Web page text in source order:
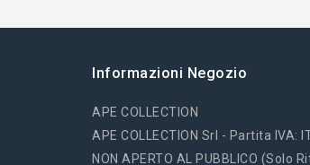
Informazioni Negozio
APE COLLECTION
APE COLLECTION Srl - Partita IVA:
NON APERTO AL PUBBLICO (solo